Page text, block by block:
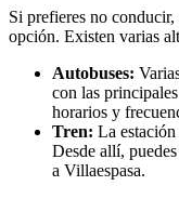
Si prefieres no
opción. Existen varias
Autobuses:
con las
horarios y
Tren: La
Desde allí,
a Villaespasa.